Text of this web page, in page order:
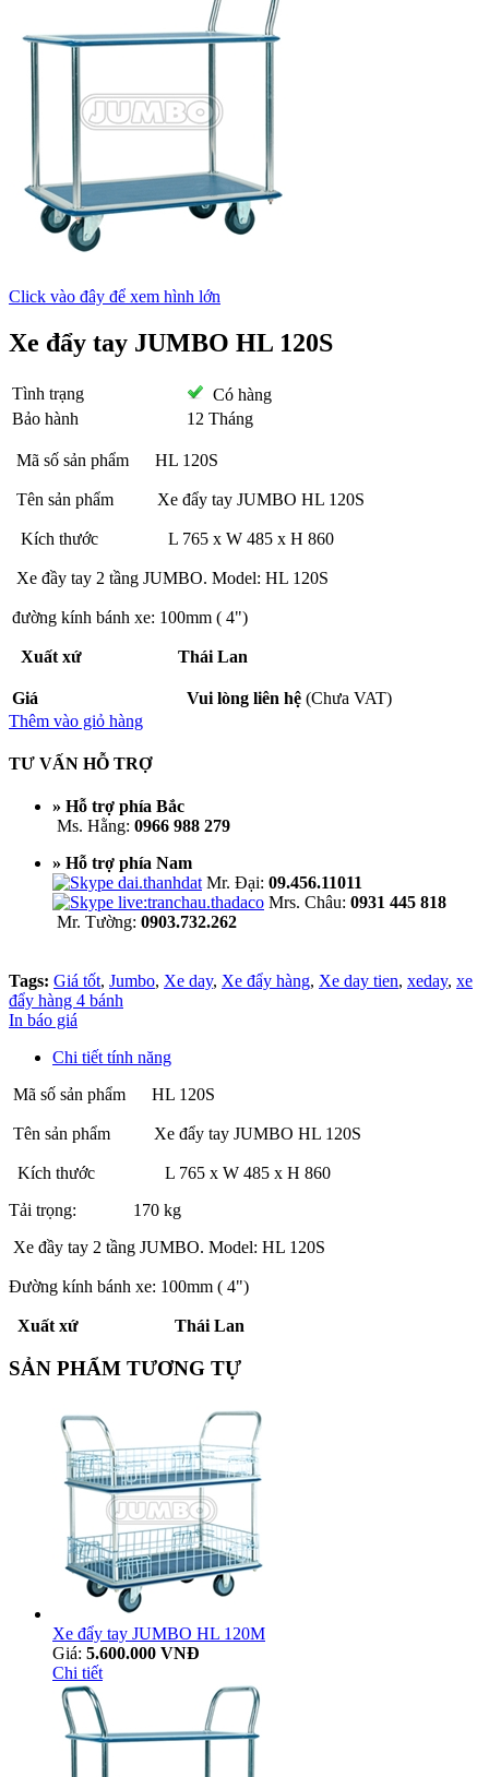
Click vào đây để xem hình lớn
Xe đẩy tay JUMBO HL 120S
Tình trạng
Có hàng
Bảo hành
12 Tháng
Mã số sản phẩm HL 120S
Tên sản phẩm Xe đẩy tay JUMBO HL 120S
Kích thước L 765 x W 485 x H 860
Xe đầy tay 2 tầng JUMBO. Model: HL 120S
đường kính bánh xe: 100mm ( 4")
Xuất xứ Thái Lan
Giá Vui lòng liên hệ (Chưa VAT)
Thêm vào giỏ hàng
TƯ VẤN HỖ TRỢ
» Hỗ trợ phía Bắc
Ms. Hằng: 0966 988 279
» Hỗ trợ phía Nam
Mr. Đại: 09.456.11011
Mrs. Châu: 0931 445 818
Mr. Tường: 0903.732.262
Tags: Giá tốt, Jumbo, Xe day, Xe đẩy hàng, Xe day tien, xeday, xe
đẩy hàng 4 bánh
In báo giá
Chi tiết tính năng
Mã số sản phẩm HL 120S
Tên sản phẩm Xe đẩy tay JUMBO HL 120S
Kích thước L 765 x W 485 x H 860
Tải trọng: 170 kg
Xe đầy tay 2 tầng JUMBO. Model: HL 120S
Đường kính bánh xe: 100mm ( 4")
Xuất xứ Thái Lan
SẢN PHẨM TƯƠNG TỰ
Xe đẩy tay JUMBO HL 120M
Giá: 5.600.000 VNĐ
Chi tiết